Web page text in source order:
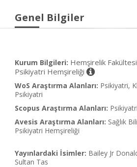
Genel Bilgiler
Kurum Bilgileri: Hemşirelik
Psikiyatri Hemşireliği
WoS Araştırma Alanları: Psikiyatri,
Psikiyatri
Scopus Araştırma Alanları:
Avesis Araştırma Alanları: Sağlık
Psikiyatri Hemşireliği
Yayınlardaki İsimler: Bailey Jr
Sultan Tas